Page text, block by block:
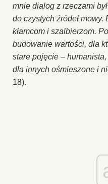
mnie dialog z rzeczami
do czystych źródeł mowy.
kłamcom i szalbierzom.
budowanie wartości, dla
stare pojęcie –
dla innych ośmieszone i
18).